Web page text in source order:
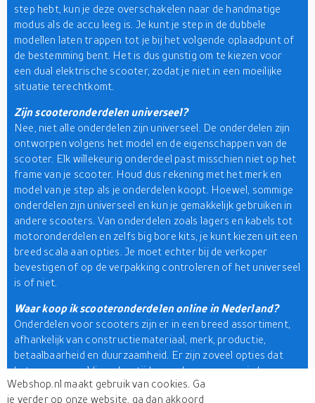
step hebt, kun je deze overschakelen naar de handmatige
modus als de accu leeg is. Je kunt je step in de dubbele
modellen laten trappen tot je bij het volgende oplaadpunt of
de bestemming bent. Het is dus gunstig om te kiezen voor
een dual elektrische scooter, zodat je niet in een moeilijke
situatie terechtkomt.
Zijn scooteronderdelen universeel?
Nee, niet alle onderdelen zijn universeel. De onderdelen zijn
ontworpen volgens het model en de eigenschappen van de
scooter. Elk willekeurig onderdeel past misschien niet op het
frame van je scooter. Houd dus rekening met het merk en
model van je step als je onderdelen koopt. Hoewel, sommige
onderdelen zijn universeel en kun je gemakkelijk gebruiken in
andere scooters. Van onderdelen zoals lagers en kabels tot
motoronderdelen en zelfs big bore kits, je kunt kiezen uit een
breed scala aan opties. Je moet echter bij de verkoper
bevestigen of op de verpakking controleren of het universeel
is of niet.
Waar koop ik scooteronderdelen online in Nederland?
Onderdelen voor scooters zijn er in een breed assortiment,
afhankelijk van constructiemateriaal, merk, productie,
betaalbaarheid en duurzaamheid. Er zijn zoveel opties dat
het een overweldigend en tijdrovend proces voor je kan
worden. Dit is echter niet het geval als je overstapt op online
Webshop.nl maakt gebruik van cookies. Ga
je verder op onze website, ga dan akkoord